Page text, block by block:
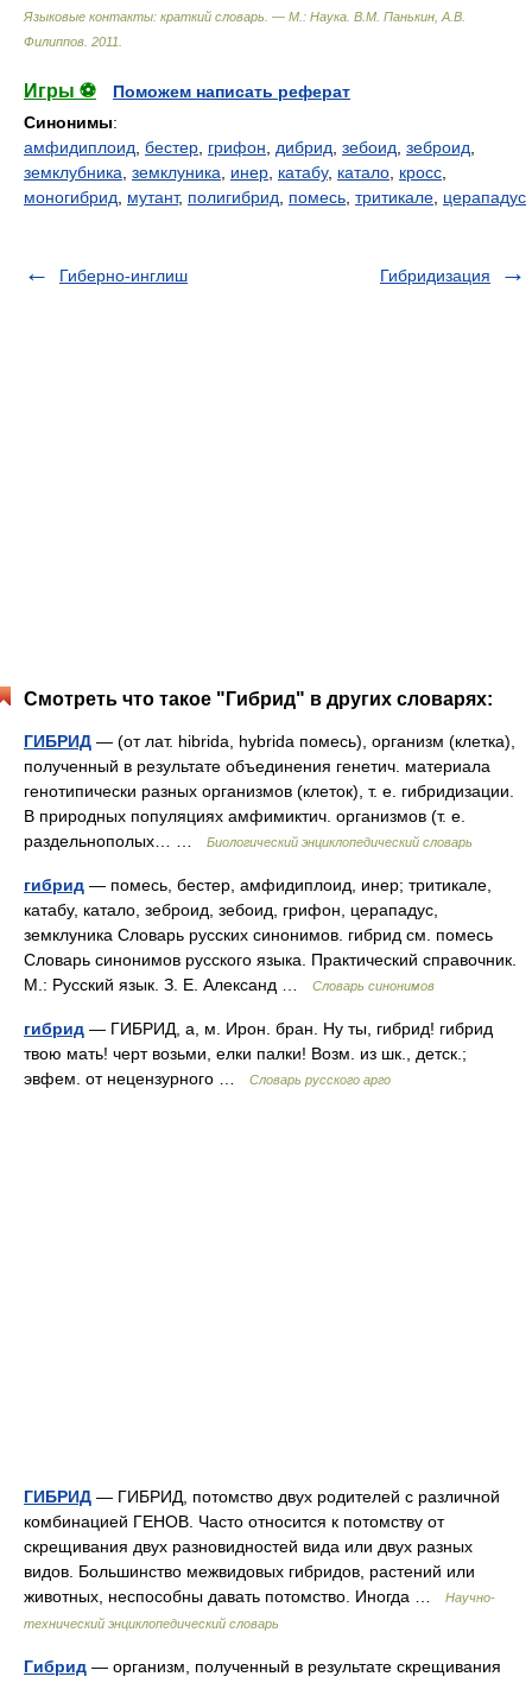
Языковые контакты: краткий словарь. — М.: Наука В.М. Панькин, А.В.
Филиппов 2011
Игры ⚽
Поможем написать реферат
Синонимы:
амфидиплоид бестер грифон дибрид зебоид зеброид
земклубника земклуника инер катабу, катало кросс
моногибрид
мутант, полигибрид помесь тритикале церападус
Гиберно-инглиш Гибридизация
Смотреть что такое "Гибрид" в других словарях:
ГИБРИД — (от лат. hibrida, hybrida помесь), организм (клетка),
полученный в результате объединения генетич. материала
генотипически разных организмов (клеток), т. е. гибридизации.
В природных популяциях амфимиктич. организмов (т. е.
раздельнополых… …
Биологический энциклопедический словарь
гибрид — помесь, бестер, амфидиплоид, инер; тритикале,
катабу, катало, зеброид, зебоид, грифон, церападус,
земклуника Словарь русских синонимов. гибрид см. помесь
Словарь синонимов русского языка. Практический справочник.
М.: Русский язык. З. Е. Александ …
Словарь синонимов
гибрид — ГИБРИД, а, м. Ирон. бран. Ну ты, гибрид! гибрид
твою мать! черт возьми, елки палки! Возм. из шк., детск.;
эвфем. от нецензурного …
Словарь русского арго
ГИБРИД — ГИБРИД, потомство двух родителей с различной
комбинацией ГЕНОВ. Часто относится к потомству от
скрещивания двух разновидностей вида или двух разных
видов. Большинство межвидовых гибридов, растений или
животных, неспособны давать потомство. Иногда …
Научно-
технический энциклопедический словарь
Гибрид — организм, полученный в результате скрещивания